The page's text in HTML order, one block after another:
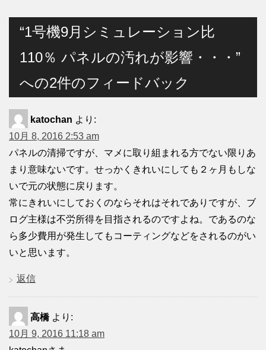
“1号機9月シミュレーション比
110％ パネルの汚れが影響・・・”
への2件のフィードバック
katochan より:
10月 8, 2016 2:53 am
パネルの清掃ですが、マメに取り組まれる方でない限りあ
まり意味ないです。せっかくきれいにしても２ヶ月もしな
いで元の状態に戻ります。
常にきれいにしておくのならそれはそれでありですが、ブ
ログ主様は不労所得を目指されるのですよね。であるのな
ら多少費用が発生してもコーティングなどをされるのがい
いと思います。
返信
高橋 より:
10月 9, 2016 11:18 am